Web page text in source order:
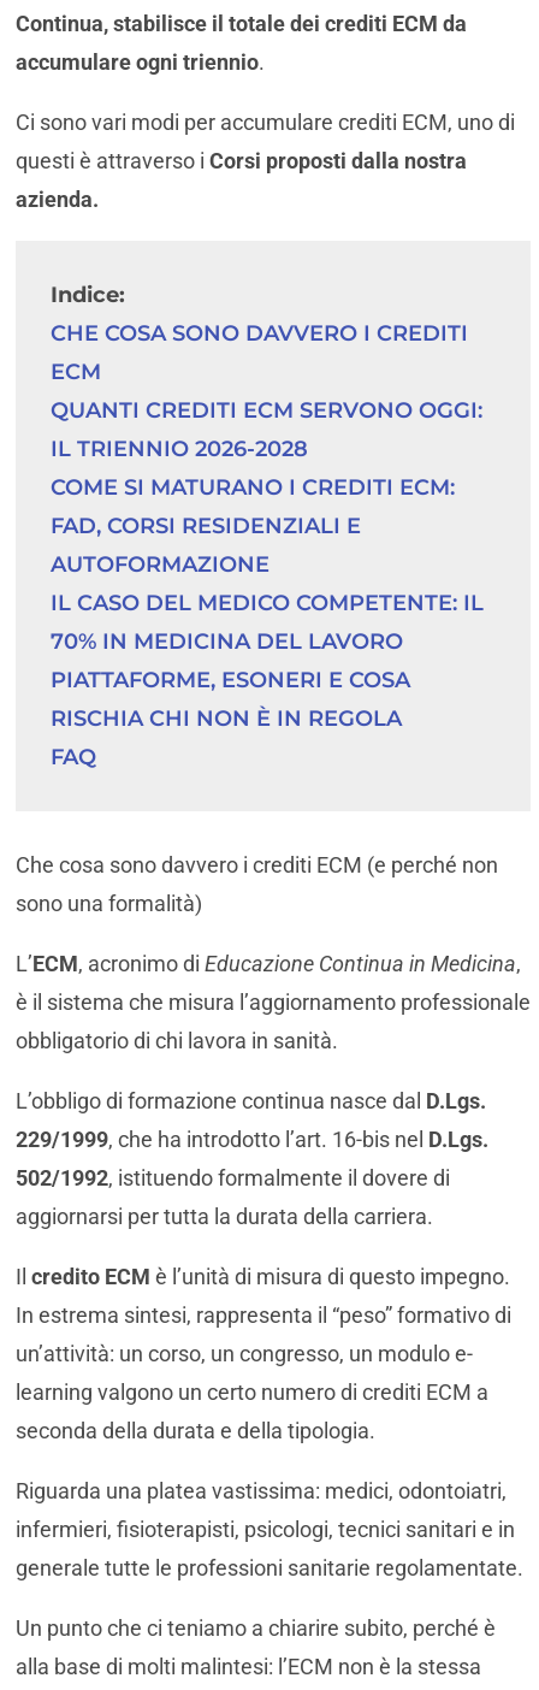
Continua, stabilisce il totale dei crediti ECM da
accumulare ogni triennio.
Ci sono vari modi per accumulare crediti ECM, uno di
questi è attraverso i Corsi proposti dalla nostra
azienda.
Indice:
CHE COSA SONO DAVVERO I CREDITI
ECM
QUANTI CREDITI ECM SERVONO OGGI:
IL TRIENNIO 2026-2028
COME SI MATURANO I CREDITI ECM:
FAD, CORSI RESIDENZIALI E
AUTOFORMAZIONE
IL CASO DEL MEDICO COMPETENTE: IL
70% IN MEDICINA DEL LAVORO
PIATTAFORME, ESONERI E COSA
RISCHIA CHI NON È IN REGOLA
FAQ
Che cosa sono davvero i crediti ECM (e perché non
sono una formalità)
L’ECM, acronimo di Educazione Continua in Medicina,
è il sistema che misura l’aggiornamento professionale
obbligatorio di chi lavora in sanità.
L’obbligo di formazione continua nasce dal D.Lgs.
229/1999, che ha introdotto l’art. 16-bis nel D.Lgs.
502/1992, istituendo formalmente il dovere di
aggiornarsi per tutta la durata della carriera.
Il credito ECM è l’unità di misura di questo impegno.
In estrema sintesi, rappresenta il “peso” formativo di
un’attività: un corso, un congresso, un modulo e-
learning valgono un certo numero di crediti ECM a
seconda della durata e della tipologia.
Riguarda una platea vastissima: medici, odontoiatri,
infermieri, fisioterapisti, psicologi, tecnici sanitari e in
generale tutte le professioni sanitarie regolamentate.
Un punto che ci teniamo a chiarire subito, perché è
alla base di molti malintesi: l’ECM non è la stessa